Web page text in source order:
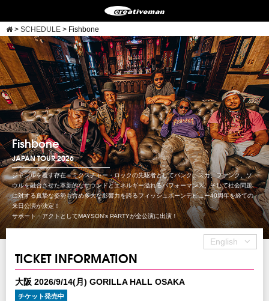
> SCHEDULE > Fishbone
Fishbone
JAPAN TOUR 2026
ジャンルを覆す存在＝ミクスチャー・ロックの先駆者としてパンク、スカ、ファンク、ソ
ウルを融合させた革新的なサウンドとエネルギー溢れるパフォーマンス、そして社会問題
に対する真摯な姿勢も含め多大な影響力を誇るフィッシュボーンデビュー40周年を経ての
来日公演が決定！
サポート・アクトとしてMAYSON’s PARTYが全公演に出演！
English
TICKET INFORMATION
大阪 2026/9/14(月) GORILLA HALL OSAKA
チケット発売中